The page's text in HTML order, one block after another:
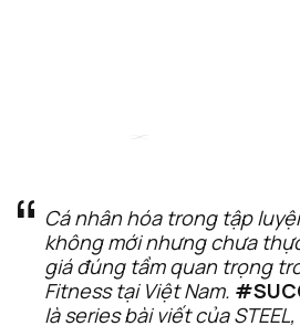
Cá nhân hóa trong tập
không mới nhưng chưa
giá đúng tầm quan trọng
Fitness tại Việt Nam.
là series bài viết của